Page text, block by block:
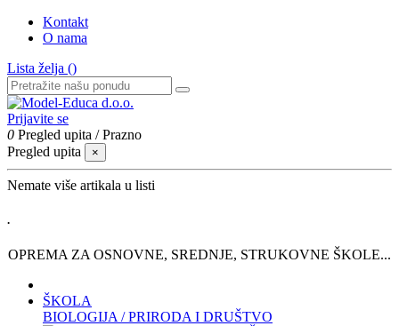
Kontakt
O nama
Lista želja ()
Prijavite se
0 Pregled upita /Prazno
Pregled upita
×
Nemate više artikala u listi
.
OPREMA ZA OSNOVNE, SREDNJE, STRUKOVNE ŠKOLE...
ŠKOLA
BIOLOGIJA / PRIRODA I DRUŠTVO